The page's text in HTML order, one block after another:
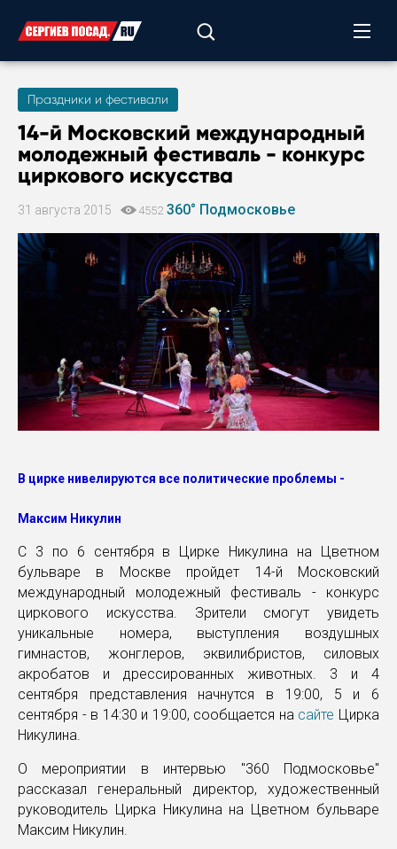
Праздники и фестивали
14-й Московский международный
молодежный фестиваль - конкурс
циркового искусства
31 августа 2015 4552 360° Подмосковье
В цирке нивелируются все политические проблемы -
Максим Никулин
С 3 по 6 сентября в Цирке Никулина на Цветном
бульваре в Москве пройдет 14-й Московский
международный молодежный фестиваль - конкурс
циркового искусства. Зрители смогут увидеть
уникальные номера, выступления воздушных
гимнастов, жонглеров, эквилибристов, силовых
акробатов и дрессированных животных. 3 и 4
сентября представления начнутся в 19:00, 5 и 6
сентября - в 14:30 и 19:00, сообщается на сайте Цирка
Никулина.
О мероприятии в интервью "360 Подмосковье"
рассказал генеральный директор, художественный
руководитель Цирка Никулина на Цветном бульваре
Максим Никулин.